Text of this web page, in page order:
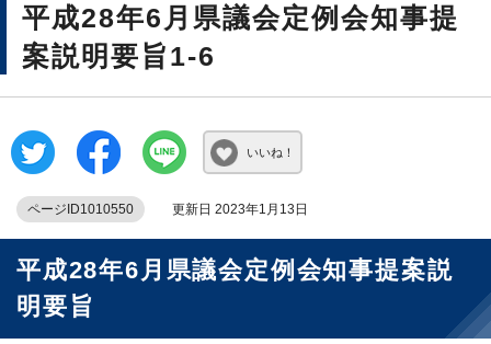
平成28年6月県議会定例会知事提
案説明要旨1-6
いいね！
ページID1010550 更新日 2023年1月13日
平成28年6月県議会定例会知事提案説
明要旨